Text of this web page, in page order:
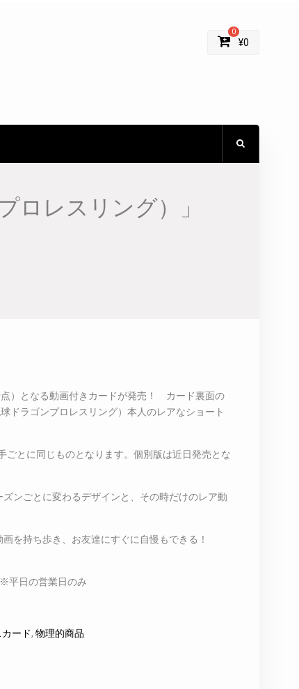
0
¥0
レスリング）」
）となる動画付きカードが発売！ カード裏面の
ドラゴンプロレスリング）本人のレアなショート
とに同じものとなります。個別版は近日発売とな
ンごとに変わるデザインと、その時だけのレア動
を持ち歩き、お友達にすぐに自慢もできる！
平日の営業日のみ
ード, 物理的商品